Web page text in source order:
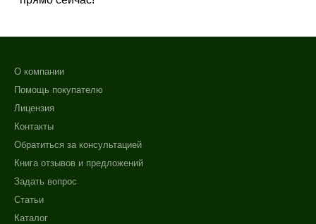
О компании
Помощь покупателю
Лицензия
Контакты
Обратиться за консультацией
Книга отзывов и предложений
Задать вопрос
Статьи
Каталог